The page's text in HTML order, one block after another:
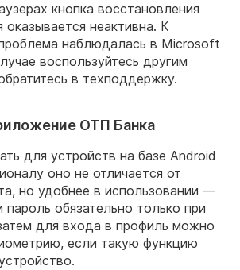
кнопка восстановления
оказывается неактивна. К
наблюдалась в Microsoft
воспользуйтесь другим
в техподдержку.
ОТП Банка
для устройств на базе Android
оно не отличается от
но удобнее в использовании —
пароль обязательно только при
для входа в профиль можно
если такую функцию